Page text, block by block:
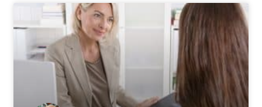
SeiteSeiteSeite SeiteSeiteSeiteSeiteSeite
Seite Seite Seite Seite Seite SeiteSeite
Seite Seite Seite Seite Seite Seite